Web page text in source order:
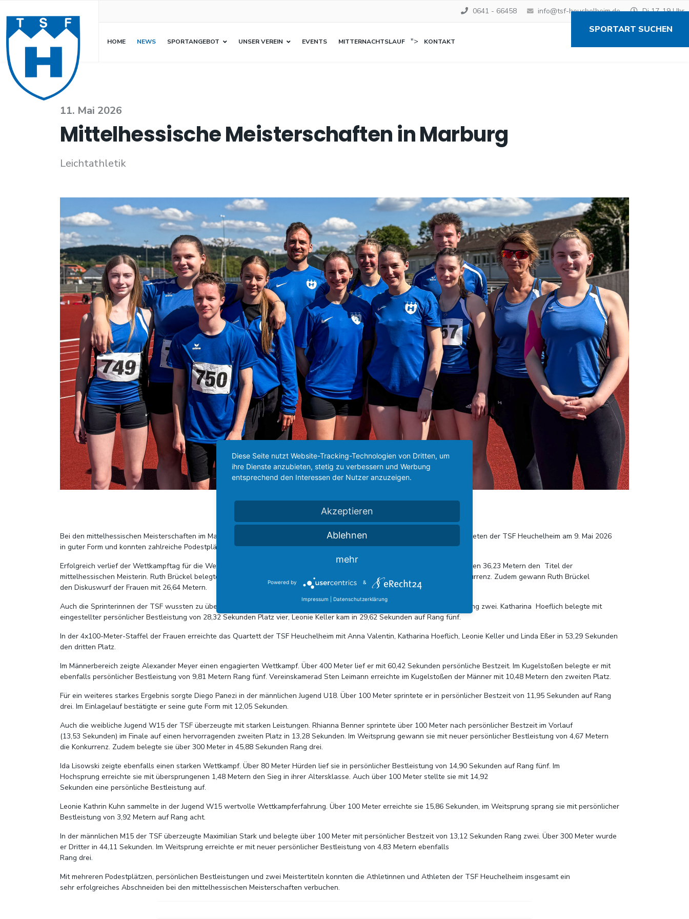
0641 - 66458 info@tsf-heuchelheim.de Di 17-19 Uhr
SPORTART SUCHEN
HOME NEWS SPORTANGEBOT UNSER VEREIN EVENTS MITTERNACHTSLAUF "> KONTAKT
Mittelhessische Meisterschaften in Marburg
Leichtathletik
11. Mai 2026
Bei den mittelhessischen Meisterschaften im Marburger Georg-Gassmann-Stadion präsentierten sich die Athletinnen und Athleten der TSF Heuchelheim am 9. Mai 2026
in guter Form und konnten zahlreiche Podestplätze sowie persönliche Bestleistungen erzielen.
Erfolgreich verlief der Wettkampftag für die Werferinnen der TSF. Kim Brückel sicherte sich im Speerwurf der Frauen mit starken 36,23 Metern den Titel der
mittelhessischen Meisterin. Ruth Brückel belegte mit persönlicher Bestleistung von 29,27 Metern Rang drei in derselben Konkurrenz. Zudem gewann Ruth Brückel
den Diskuswurf der Frauen mit 26,64 Metern.
Auch die Sprinterinnen der TSF wussten zu überzeugen. Über 200 Meter der Frauen lief Linda Eßer in 27,60 Sekunden auf Rang zwei. Katharina Hoeflich belegte mit
eingestellter persönlicher Bestleistung von 28,32 Sekunden Platz vier, Leonie Keller kam in 29,62 Sekunden auf Rang fünf.
In der 4x100-Meter-Staffel der Frauen erreichte das Quartett der TSF Heuchelheim mit Anna Valentin, Katharina Hoeflich, Leonie Keller und Linda Eßer in 53,29 Sekunden
den dritten Platz.
Im Männerbereich zeigte Alexander Meyer einen engagierten Wettkampf. Über 400 Meter lief er mit 60,42 Sekunden persönliche Bestzeit. Im Kugelstoßen belegte er mit
ebenfalls persönlicher Bestleistung von 9,81 Metern Rang fünf. Vereinskamerad Sten Leimann erreichte im Kugelstoßen der Männer mit 10,48 Metern den zweiten Platz.
Für ein weiteres starkes Ergebnis sorgte Diego Panezi in der männlichen Jugend U18. Über 100 Meter sprintete er in persönlicher Bestzeit von 11,95 Sekunden auf Rang
drei. Im Einlagelauf bestätigte er seine gute Form mit 12,05 Sekunden.
Auch die weibliche Jugend W15 der TSF überzeugte mit starken Leistungen. Rhianna Benner sprintete über 100 Meter nach persönlicher Bestzeit im Vorlauf
(13,53 Sekunden) im Finale auf einen hervorragenden zweiten Platz in 13,28 Sekunden. Im Weitsprung gewann sie mit neuer persönlicher Bestleistung von 4,67 Metern
die Konkurrenz. Zudem belegte sie über 300 Meter in 45,88 Sekunden Rang drei.
Ida Lisowski zeigte ebenfalls einen starken Wettkampf. Über 80 Meter Hürden lief sie in persönlicher Bestleistung von 14,90 Sekunden auf Rang fünf. Im
Hochsprung erreichte sie mit übersprungenen 1,48 Metern den Sieg in ihrer Altersklasse. Auch über 100 Meter stellte sie mit 14,92
Sekunden eine persönliche Bestleistung auf.
Leonie Kathrin Kuhn sammelte in der Jugend W15 wertvolle Wettkampferfahrung. Über 100 Meter erreichte sie 15,86 Sekunden, im Weitsprung sprang sie mit persönlicher
Bestleistung von 3,92 Metern auf Rang acht.
In der männlichen M15 der TSF überzeugte Maximilian Stark und belegte über 100 Meter mit persönlicher Bestzeit von 13,12 Sekunden Rang zwei. Über 300 Meter wurde
er Dritter in 44,11 Sekunden. Im Weitsprung erreichte er mit neuer persönlicher Bestleistung von 4,83 Metern ebenfalls
Rang drei.
Mit mehreren Podestplätzen, persönlichen Bestleistungen und zwei Meistertiteln konnten die Athletinnen und Athleten der TSF Heuchelheim insgesamt ein
sehr erfolgreiches Abschneiden bei den mittelhessischen Meisterschaften verbuchen.
Diese Seite nutzt Website-Tracking-Technologien von Dritten, um
ihre Dienste anzubieten, stetig zu verbessern und Werbung
entsprechend den Interessen der Nutzer anzuzeigen.
Akzeptieren
Ablehnen
mehr
Powered by &
Impressum Datenschutzerklärung